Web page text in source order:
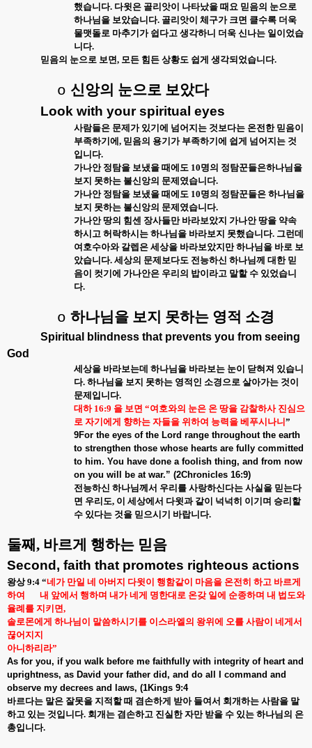
했습니다. 다윗은 골리앗이 나타났을 때요 믿음의 눈으로
하나님을 보았습니다. 골리앗이 체구가 크면 클수록 더욱
물맷돌로 마추기가 쉽다고 생각하니 더욱 신나는 일이었습
니다.
믿음의 눈으로 보면, 모든 힘든 상황도 쉽게 생각되었습니다.
o 신앙의 눈으로 보았다
Look with your spiritual eyes
사람들은 문제가 있기에 넘어지는 것보다는 온전한 믿음이
부족하기에, 믿음의 용기가 부족하기에 쉽게 넘어지는 것
입니다.
가나안 정탐을 보냈을 때에도 10명의 정탐꾼들은하나님을
보지 못하는 불신앙의 문제였습니다.
가나안 정탐을 보냈을 때에도 10명의 정탐꾼들은 하나님을
보지 못하는 불신앙의 문제였습니다.
가나안 땅의 힘센 장사들만 바라보았지 가나안 땅을 약속
하시고 허락하시는 하나님을 바라보지 못했습니다. 그런데
여호수아와 갈렙은 세상을 바라보았지만 하나님을 바로 보
았습니다. 세상의 문제보다도 전능하신 하나님께 대한 믿
음이 컷기에 가나안은 우리의 밥이라고 말할 수 있었습니
다.
o 하나님을 보지 못하는 영적 소경
Spiritual blindness that prevents you from seeing
God
세상을 바라보는데 하나님을 바라보는 눈이 닫혀져 있습니
다. 하나님을 보지 못하는 영적인 소경으로 살아가는 것이
문제입니다.
대하 16:9 을 보면 “여호와의 눈은 온 땅을 감찰하사 진심으
로 자기에게 향하는 자들을 위하여 능력을 베푸시나니”
9For the eyes of the Lord range throughout the earth
to strengthen those whose hearts are fully committed
to him. You have done a foolish thing, and from now
on you will be at war.” (2Chronicles 16:9)
전능하신 하나님께서 우리를 사랑하신다는 사실을 믿는다
면 우리도, 이 세상에서 다윗과 같이 넉넉히 이기며 승리할
수 있다는 것을 믿으시기 바랍니다.
둘째, 바르게 행하는 믿음
Second, faith that promotes righteous actions
왕상9:4 “네가 만일 네 아버지 다윗이 행함같이 마음을 온전히 하고 바르게
하여
내 앞에서 행하며 내가 네게 명한대로 온갖 일에 순종하며 내 법도와
율례를 지키면,
솔로몬에게 하나님이 말씀하시기를 이스라엘의 왕위에 오를 사람이 네게서
끊어지지
아니하리라”
As for you, if you walk before me faithfully with integrity of heart and
uprightness, as David your father did, and do all I command and
observe my decrees and laws, (1Kings 9:4
바르다는 말은 잘못을 지적할 때 겸손하게 받아 들여서 회개하는 사람을 말
하고 있는 것입니다. 회개는 겸손하고 진실한 자만 받을 수 있는 하나님의 은
총입니다.